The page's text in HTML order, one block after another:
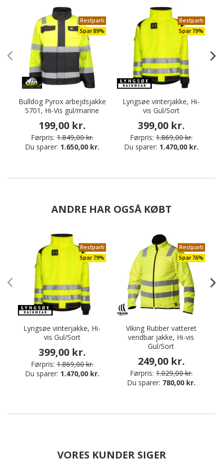
Restparti
Spar 89%
Bulldog Pyrox arbejdsjakke
5701, Hi-Vis gul/marine
199,00 kr.
Førpris: 1.849,00 kr.
Du sparer: 1.650,00 kr.
Restparti
Spar 79%
Lyngsøe vinterjakke, Hi-
vis Gul/Sort
399,00 kr.
Førpris: 1.869,00 kr.
Du sparer: 1.470,00 kr.
ANDRE HAR OGSÅ KØBT
Restparti
Spar 79%
Lyngsøe vinterjakke, Hi-
vis Gul/Sort
399,00 kr.
Førpris: 1.869,00 kr.
Du sparer: 1.470,00 kr.
Restparti
Spar 76%
Viking Rubber vatteret
vendbar jakke, Hi-vis
Gul/Sort
249,00 kr.
Førpris: 1.029,00 kr.
Du sparer: 780,00 kr.
VORES KUNDER SIGER